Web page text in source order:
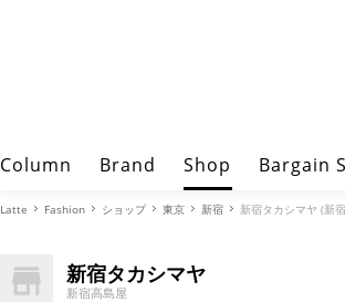
Column Brand Shop Bargain
Latte Fashion ショップ 東京 新宿 新宿タカシマヤ (新
新宿タカシマヤ
新宿高島屋